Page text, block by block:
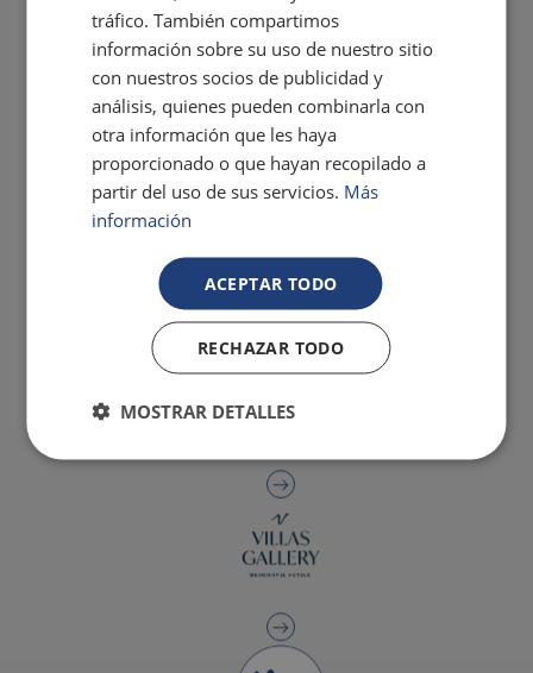
tráfico. También compartimos
información sobre su uso de nuestro sitio
con nuestros socios de publicidad y
análisis, quienes pueden combinarla con
otra información que les haya
proporcionado o que hayan recopilado a
partir del uso de sus servicios. Más
información
ACEPTAR TODO
RECHAZAR TODO
MOSTRAR DETALLES